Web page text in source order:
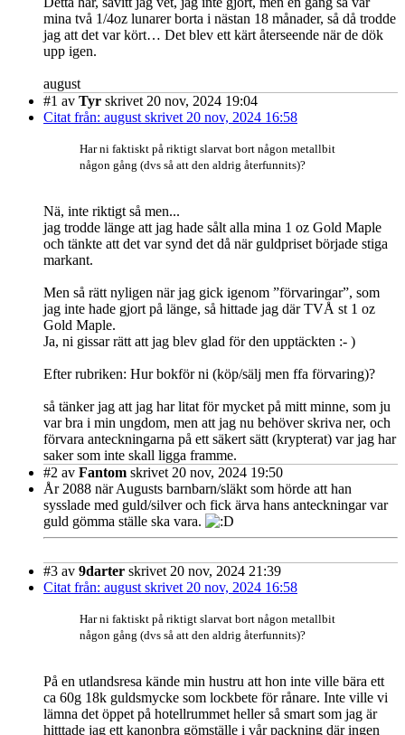
mina två 1/4oz lunarer borta i nästan 18 månader, så då trodde
jag att det var kört… Det blev ett kärt återseende när de dök
upp igen.
august
#1 av Tyr skrivet 20 nov, 2024 19:04
Citat från: august skrivet 20 nov, 2024 16:58
Har ni faktiskt på riktigt slarvat bort någon metallbit
någon gång (dvs så att den aldrig återfunnits)?
Nä, inte riktigt så men...
jag trodde länge att jag hade sålt alla mina 1 oz Gold Maple
och tänkte att det var synd det då när guldpriset började stiga
markant.
Men så rätt nyligen när jag gick igenom ”förvaringar”, som
jag inte hade gjort på länge, så hittade jag där TVÅ st 1 oz
Gold Maple.
Ja, ni gissar rätt att jag blev glad för den upptäckten :- )
Efter rubriken: Hur bokför ni (köp/sälj men ffa förvaring)?
så tänker jag att jag har litat för mycket på mitt minne, som ju
var bra i min ungdom, men att jag nu behöver skriva ner, och
förvara anteckningarna på ett säkert sätt (krypterat) var jag har
saker som inte skall ligga framme.
#2 av Fantom skrivet 20 nov, 2024 19:50
År 2088 när Augusts barnbarn/släkt som hörde att han
sysslade med guld/silver och fick ärva hans anteckningar var
guld gömma ställe ska vara.
#3 av 9darter skrivet 20 nov, 2024 21:39
Citat från: august skrivet 20 nov, 2024 16:58
Har ni faktiskt på riktigt slarvat bort någon metallbit
någon gång (dvs så att den aldrig återfunnits)?
På en utlandsresa kände min hustru att hon inte ville bära ett
ca 60g 18k guldsmycke som lockbete för rånare. Inte ville vi
lämna det öppet på hotellrummet heller så smart som jag är
hitttade jag ett kanonbra gömställe i vår packning där ingen